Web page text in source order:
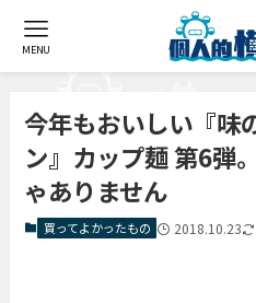
MENU
今年もおいしい『味
ン』カップ麺 第6弾
ゃありません
買ってよかったもの 2018.10.23